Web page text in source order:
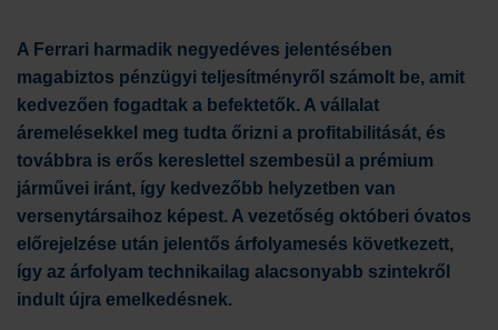
A Ferrari harmadik negyedéves jelentésében
magabiztos pénzügyi teljesítményről számolt be, amit
kedvezően fogadtak a befektetők. A vállalat
áremelésekkel meg tudta őrizni a profitabilitását, és
továbbra is erős kereslettel szembesül a prémium
járművei iránt, így kedvezőbb helyzetben van
versenytársaihoz képest. A vezetőség októberi óvatos
előrejelzése után jelentős árfolyamesés következett,
így az árfolyam technikailag alacsonyabb szintekről
indult újra emelkedésnek.